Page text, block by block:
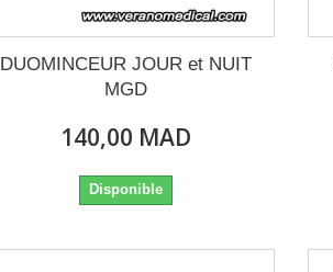
DUOMINCEUR JOUR et NUIT
MGD
140,00 MAD
Disponible